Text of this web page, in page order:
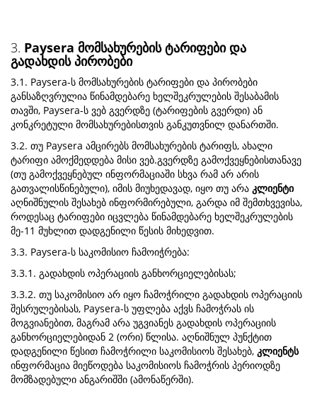
3. Paysera მომსახურების ტარიფები და
გადახდის პირობები
3.1. Paysera-ს მომსახურების ტარიფები და პირობები
განსაზღვრულია წინამდებარე ხელშეკრულების შესაბამის
თავში, Paysera-ს ვებ გვერდზე (ტარიფების გვერდი) ან
კონკრეტული მომსახურებისთვის განკუთვნილ დანართში.
3.2. თუ Paysera ამცირებს მომსახურების ტარიფს, ახალი
ტარიფი ამოქმედდება მისი ვებ.გვერდზე გამოქვეყნებისთანავე
(თუ გამოქვეყნებულ ინფორმაციაში სხვა რამ არ არის
გათვალისწინებული), იმის მიუხედავად, იყო თუ არა კლიენტი
აღნიშნულის შესახებ ინფორმირებული, გარდა იმ შემთხვევისა,
როდესაც ტარიფები იცვლება წინამდებარე ხელშეკრულების
მე-11 მუხლით დადგენილი წესის მიხედვით.
3.3. Paysera-ს საკომისიო ჩამოიჭრება:
3.3.1. გადახდის ოპერაციის განხორციელებისას;
3.3.2. თუ საკომისიო არ იყო ჩამოჭრილი გადახდის ოპერაციის
შესრულებისას, Paysera-ს უფლება აქვს ჩამოჭრას ის
მოგვიანებით, მაგრამ არა უგვიანეს გადახდის ოპერაციის
განხორციელებიდან 2 (ორი) წლისა. აღნიშნულ პუნქტით
დადგენილი წესით ჩამოჭრილი საკომისიოს შესახებ, კლიენტს
ინფორმაცია მიეწოდება საკომისიოს ჩამოჭრის პერიოდზე
მომზადებული ანგარიშში (ამონაწერში).